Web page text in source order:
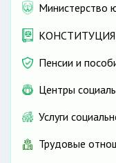
Министерство
Пенсии и
Центры
Услуги
Трудовые